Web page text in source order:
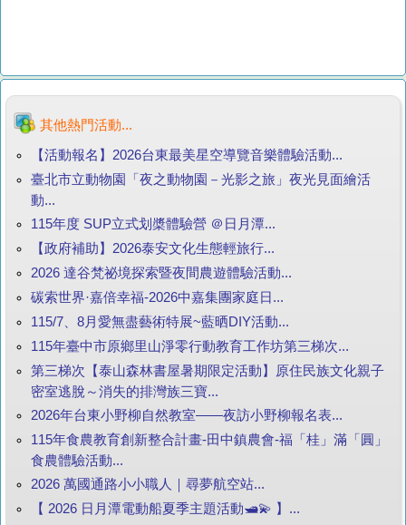
其他熱門活動...
【活動報名】2026台東最美星空導覽音樂體驗活動...
臺北市立動物園「夜之動物園－光影之旅」夜光見面繪活
動...
115年度 SUP立式划槳體驗營 ＠日月潭...
【政府補助】2026泰安文化生態輕旅行...
2026 達谷梵祕境探索暨夜間農遊體驗活動...
碳索世界·嘉倍幸福-2026中嘉集團家庭日...
115/7、8月愛無盡藝術特展~藍晒DIY活動...
115年臺中市原鄉里山淨零行動教育工作坊第三梯次...
第三梯次【泰山森林書屋暑期限定活動】原住民族文化親子
密室逃脫～消失的排灣族三寶...
2026年台東小野柳自然教室——夜訪小野柳報名表...
115年食農教育創新整合計畫-田中鎮農會-福「桂」滿「圓」
食農體驗活動...
2026 萬國通路小小職人｜尋夢航空站...
【 2026 日月潭電動船夏季主題活動🛥️💫 】...